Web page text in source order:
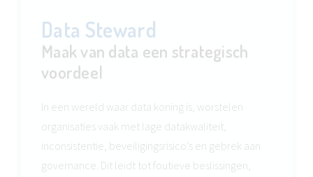
Data Steward
Maak van data een strategisch
voordeel
In een wereld waar data koning is, worstelen
organisaties vaak met lage datakwaliteit,
inconsistentie, beveiligingsrisico’s en gebrek aan
governance. Dit leidt tot foutieve beslissingen,